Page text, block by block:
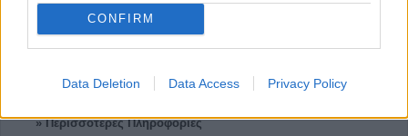
CONFIRM
Data Deletion Data Access Privacy Policy
Ιεζεκιήλ 34, Καρδίτσα 43100
» Περισσότερες Πληροφορίες